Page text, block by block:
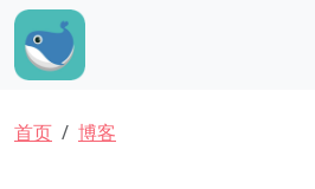
跳转到主要内容
面包屑
首页 博客